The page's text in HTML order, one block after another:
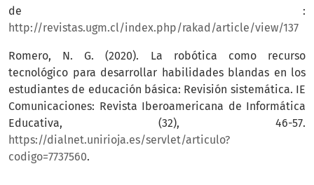
de :
http://revistas.ugm.cl/index.php/rakad/article/view/137
Romero, N. G. (2020). La robótica como recurso
tecnológico para desarrollar habilidades blandas en los
estudiantes de educación básica: Revisión sistemática. IE
Comunicaciones: Revista Iberoamericana de Informática
Educativa, (32), 46-57.
https://dialnet.unirioja.es/servlet/articulo?
codigo=7737560.